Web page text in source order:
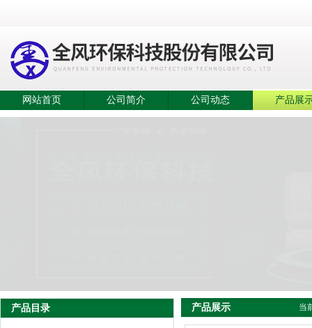
网站首页 公司简介 公司动态 产品展
产品目录 产品展示 当